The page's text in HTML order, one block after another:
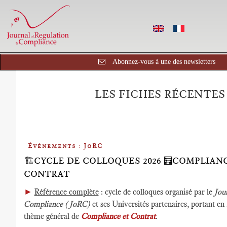
Abonnez-vous à une des newsletters
LES FICHES RÉCENTES
Événements : JoRC
🏗️CYCLE DE COLLOQUES 2026
CONTRAT
► Référence complète: cycle de colloques organisé par le
Compliance (JoRC) et ses Universités partenaires, portant
thème général de Compliance et Contrat.